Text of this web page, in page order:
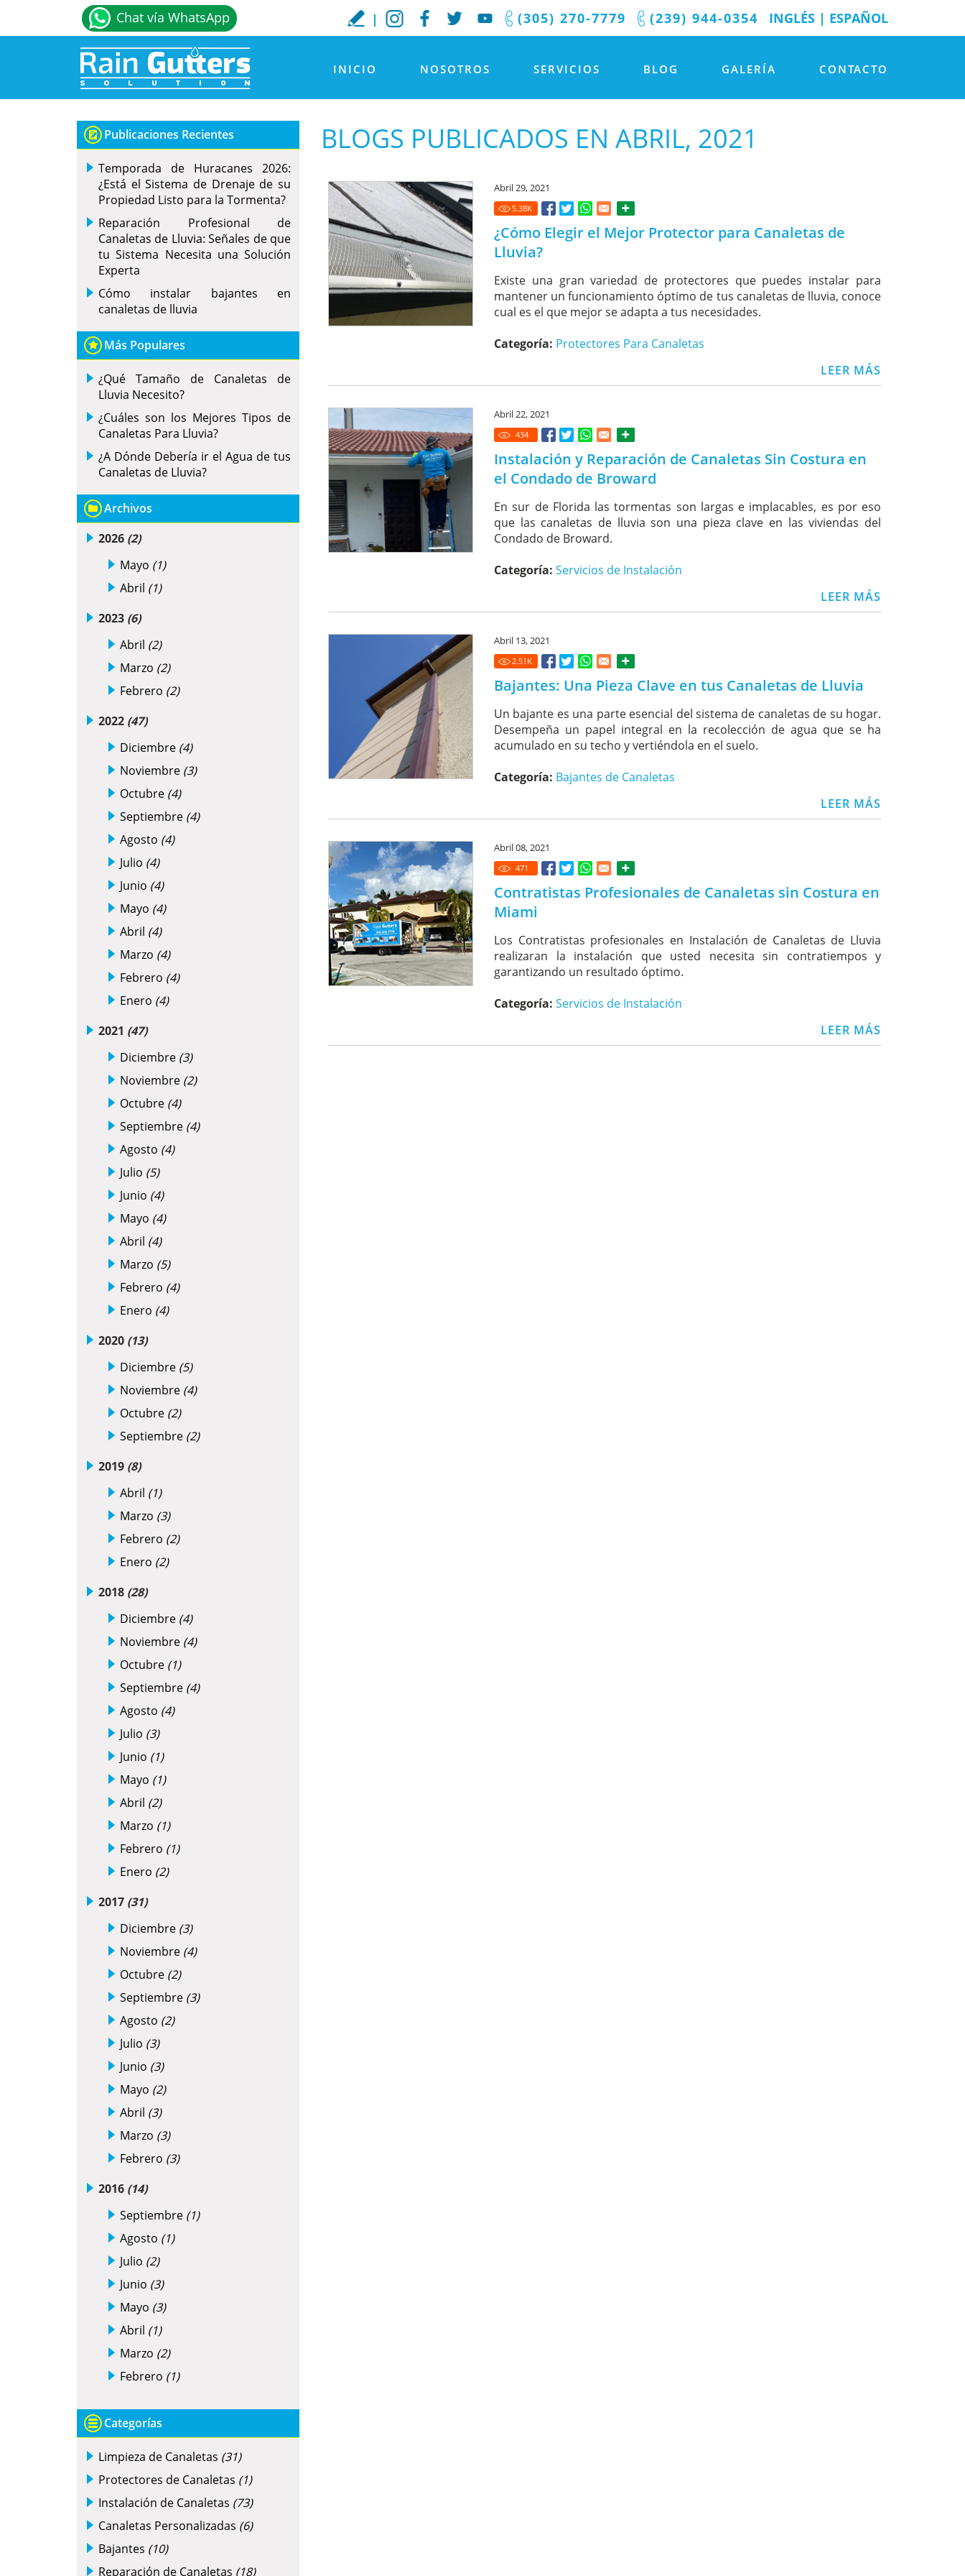
INGLÉS | ESPAÑOL
(239) 944-0354
(305) 270-7779
Chat vía WhatsApp
INICIO NOSOTROS SERVICIOS BLOG GALERÍA CONTACTO
BLOGS PUBLICADOS EN ABRIL, 2021
Abril 29, 2021
5.38K
¿Cómo Elegir el Mejor Protector para Canaletas de
Lluvia?
Existe una gran variedad de protectores que puedes instalar para
mantener un funcionamiento óptimo de tus canaletas de lluvia, conoce
cual es el que mejor se adapta a tus necesidades.
Categoría: Protectores Para Canaletas
LEER MÁS
Abril 22, 2021
434
Instalación y Reparación de Canaletas Sin Costura en
el Condado de Broward
En sur de Florida las tormentas son largas e implacables, es por eso
que las canaletas de lluvia son una pieza clave en las viviendas del
Condado de Broward.
Categoría: Servicios de Instalación
LEER MÁS
Abril 13, 2021
2.51 K
Bajantes: Una Pieza Clave en tus Canaletas de Lluvia
Un bajante es una parte esencial del sistema de canaletas de su hogar.
Desempeña un papel integral en la recolección de agua que se ha
acumulado en su techo y vertiéndola en el suelo.
Categoría: Bajantes de Canaletas
LEER MÁS
Abril 08, 2021
471
Contratistas Profesionales de Canaletas sin Costura en
Miami
Los Contratistas profesionales en Instalación de Canaletas de Lluvia
realizaran la instalación que usted necesita sin contratiempos y
garantizando un resultado óptimo.
Categoría: Servicios de Instalación
LEER MÁS
Publicaciones Recientes
Temporada de Huracanes 2026:
¿Está el Sistema de Drenaje de su
Propiedad Listo para la Tormenta?
Reparación Profesional de
Canaletas de Lluvia: Señales de que
tu Sistema Necesita una Solución
Experta
Cómo instalar bajantes en
canaletas de lluvia
Más Populares
¿Qué Tamaño de Canaletas de
Lluvia Necesito?
¿Cuáles son los Mejores Tipos de
Canaletas Para Lluvia?
¿A Dónde Debería ir el Agua de tus
Canaletas de Lluvia?
Archivos
2026 (2)
Mayo (1)
Abril (1)
2023 (6)
Abril (2)
Marzo (2)
Febrero (2)
2022 (47)
Diciembre (4)
Noviembre (3)
Octubre (4)
Septiembre (4)
Agosto (4)
Julio (4)
Junio (4)
Mayo (4)
Abril (4)
Marzo (4)
Febrero (4)
Enero (4)
2021 (47)
Diciembre (3)
Noviembre (2)
Octubre (4)
Septiembre (4)
Agosto (4)
Julio (5)
Junio (4)
Mayo (4)
Abril (4)
Marzo (5)
Febrero (4)
Enero (4)
2020 (13)
Diciembre (5)
Noviembre (4)
Octubre (2)
Septiembre (2)
2019 (8)
Abril (1)
Marzo (3)
Febrero (2)
Enero (2)
2018 (28)
Diciembre (4)
Noviembre (4)
Octubre (1)
Septiembre (4)
Agosto (4)
Julio (3)
Junio (1)
Mayo (1)
Abril (2)
Marzo (1)
Febrero (1)
Enero (2)
2017 (31)
Diciembre (3)
Noviembre (4)
Octubre (2)
Septiembre (3)
Agosto (2)
Julio (3)
Junio (3)
Mayo (2)
Abril (3)
Marzo (3)
Febrero (3)
2016 (14)
Septiembre (1)
Agosto (1)
Julio (2)
Junio (3)
Mayo (3)
Abril (1)
Marzo (2)
Febrero (1)
Categorías
Limpieza de Canaletas (31)
Protectores de Canaletas (1)
Instalación de Canaletas (73)
Canaletas Personalizadas (6)
Bajantes (10)
Reparación de Canaletas (18)